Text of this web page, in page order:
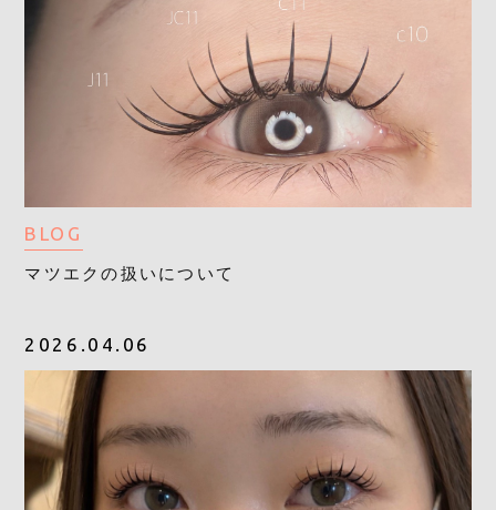
BLOG
マツエクの扱いについて
2026.04.06